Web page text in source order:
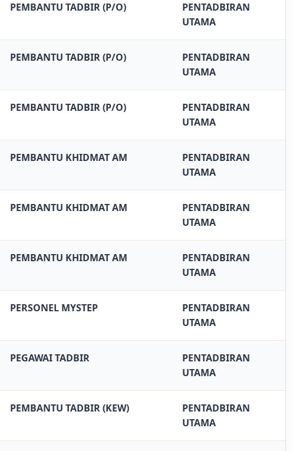
PEMBANTU TADBIR (P/O)
PENTADBIRAN
UTAMA
PEMBANTU TADBIR (P/O)
PENTADBIRAN
UTAMA
PEMBANTU TADBIR (P/O)
PENTADBIRAN
UTAMA
PEMBANTU KHIDMAT AM
PENTADBIRAN
UTAMA
PEMBANTU KHIDMAT AM
PENTADBIRAN
UTAMA
PEMBANTU KHIDMAT AM
PENTADBIRAN
UTAMA
PERSONEL MYSTEP
PENTADBIRAN
UTAMA
PEGAWAI TADBIR
PENTADBIRAN
UTAMA
PEMBANTU TADBIR (KEW)
PENTADBIRAN
UTAMA